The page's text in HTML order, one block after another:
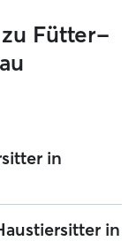
zu Fütter-
in
frei festlegen. in